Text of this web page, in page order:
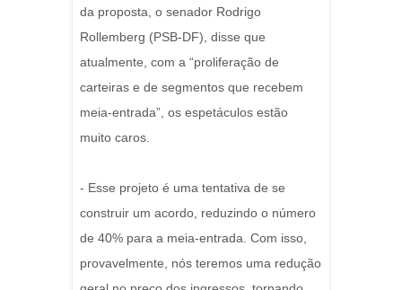
da proposta, o senador Rodrigo
Rollemberg (PSB-DF), disse que
atualmente, com a “proliferação de
carteiras e de segmentos que recebem
meia-entrada”, os espetáculos estão
muito caros.
- Esse projeto é uma tentativa de se
construir um acordo, reduzindo o número
de 40% para a meia-entrada. Com isso,
provavelmente, nós teremos uma redução